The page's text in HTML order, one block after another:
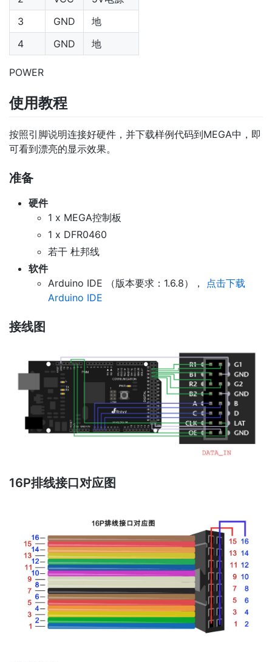
3
GND
地
4
GND 地
POWER
使用教程
按照引脚说明连接好硬件，并下载样例代码到MEGA中，即
可看到漂亮的显示效果。
准备
硬件
1 x MEGA控制板
1 x DFR0460
若干 杜邦线
软件
Arduino IDE （版本要求：1.6.8）， 点击下载
Arduino IDE
接线图
16P排线接口对应图